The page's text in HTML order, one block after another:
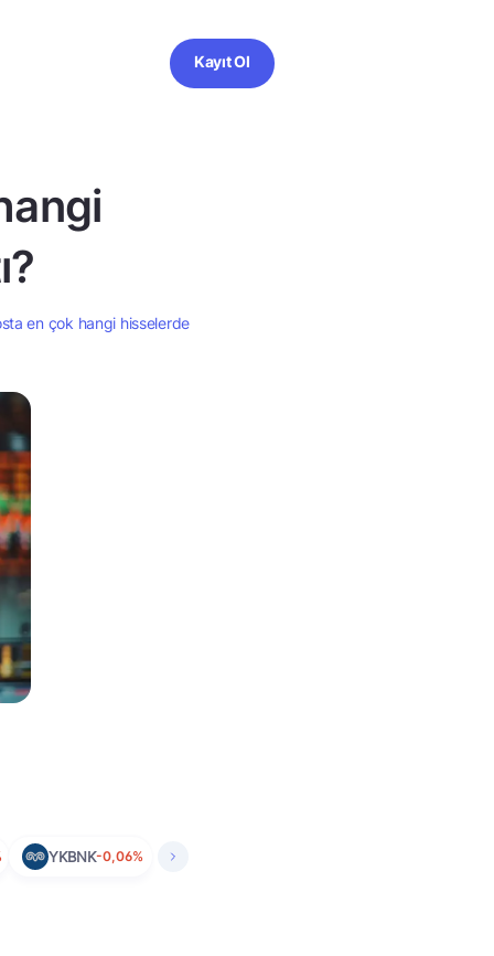
Kayıt Ol
en çok hangi hisselerde
YKBNK-0,06%